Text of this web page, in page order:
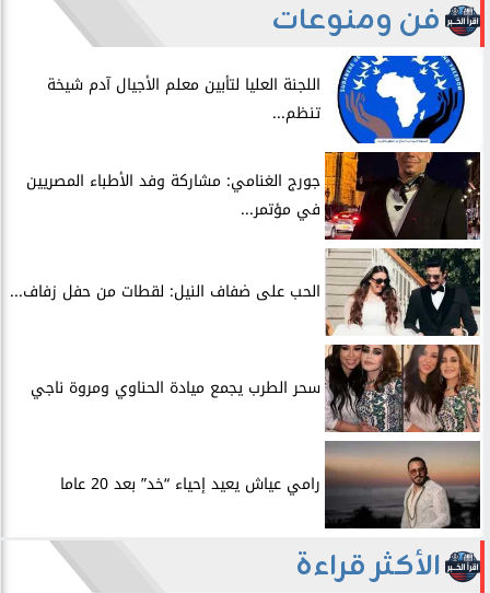
فن ومنوعات
اللجنة العليا لتأبين معلم الأجيال آدم شيخة
تنظم...
جورج الغنامي: مشاركة وفد الأطباء المصريين
في مؤتمر...
الحب على ضفاف النيل: لقطات من حفل زفاف...
سحر الطرب يجمع ميادة الحناوي ومروة ناجي
رامي عياش يعيد إحياء “خد” بعد 20 عاما
الأكثر قراءة